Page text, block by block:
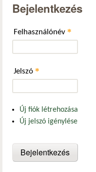
Bejelentkezés
Felhasználónév *
Jelszó *
Új fiók létrehozása
Új jelszó igénylése